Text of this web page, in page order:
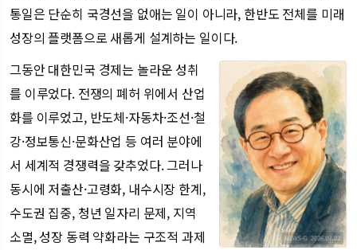
통일은 단순히 국경선을 없애는 일이 아니라, 한반도 전체를 미래
성장의 플랫폼으로 새롭게 설계하는 일이다.
그동안 대한민국 경제는 놀라운 성취
를 이루었다. 전쟁의 폐허 위에서 산업
화를 이루었고, 반도체·자동차·조선·철
강·정보통신·문화산업 등 여러 분야에
서 세계적 경쟁력을 갖추었다. 그러나
동시에 저출산·고령화, 내수시장 한계,
수도권 집중, 청년 일자리 문제, 지역
소멸, 성장 동력 약화라는 구조적 과제